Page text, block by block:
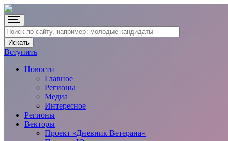
Вступить
Новости
Главное
Регионы
Медиа
Интересное
Регионы
Векторы
Проект «Дневник Ветерана»